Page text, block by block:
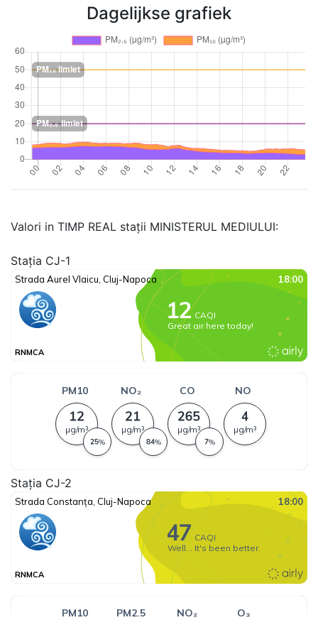
Dagelijkse grafiek
Valori in TIMP REAL stații MINISTERUL MEDIULUI:
Stația CJ-1
Stația CJ-2